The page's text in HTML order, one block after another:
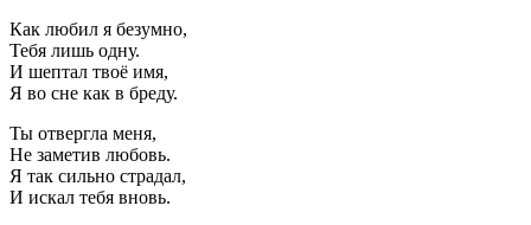
Как любил я безумно,
Тебя лишь одну.
И шептал твоё имя,
Я во сне как в бреду.
Ты отвергла меня,
Не заметив любовь.
Я так сильно страдал,
И искал тебя вновь.